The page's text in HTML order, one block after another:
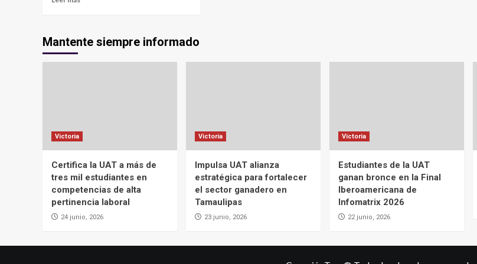
Mantente siempre informado
Victoria
Certifica la UAT a más de
tres mil estudiantes en
competencias de alta
pertinencia laboral
24 junio, 2026
Victoria
Impulsa UAT alianza
estratégica para fortalecer
el sector ganadero en
Tamaulipas
23 junio, 2026
Victoria
Estudiantes de la UAT
ganan bronce en la Final
Iberoamericana de
Infomatrix 2026
22 junio, 2026